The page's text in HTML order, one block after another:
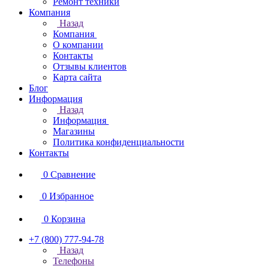
Компания
Назад
Компания
О компании
Контакты
Отзывы клиентов
Карта сайта
Блог
Информация
Назад
Информация
Магазины
Политика конфиденциальности
Контакты
0 Сравнение
0 Избранное
0 Корзина
+7 (800) 777-94-78
Назад
Телефоны